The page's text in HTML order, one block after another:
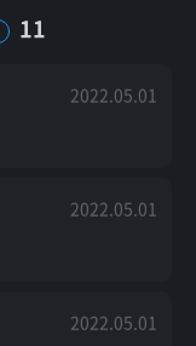
11
2022.05.01
2022.05.01
2022.05.01